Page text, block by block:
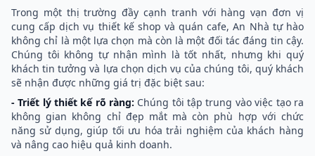
Trong một thị trường đầy cạnh tranh với hàng vạn đơn vị
cung cấp dịch vụ thiết kế shop và quán cafe, An Nhà tự hào
không chỉ là một lựa chọn mà còn là một đối tác đáng tin cậy.
Chúng tôi không tự nhận mình là tốt nhất, nhưng khi quý
khách tin tưởng và lựa chọn dịch vụ của chúng tôi, quý khách
sẽ nhận được những giá trị đặc biệt sau:
- Triết lý thiết kế rõ ràng: Chúng tôi tập trung vào việc tạo ra
không gian không chỉ đẹp mắt mà còn phù hợp với chức
năng sử dụng, giúp tối ưu hóa trải nghiệm của khách hàng
và nâng cao hiệu quả kinh doanh.